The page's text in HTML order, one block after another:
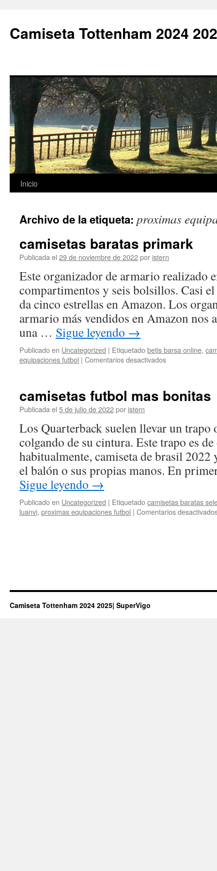
Camiseta Tottenham 2024
Saltar
contenido
Inicio
Archivo de la etiqueta: proximas
camisetas baratas primark
Publicada el 29 de noviembre de 2022por istern
Este organizador de armario realizado
compartimentos y seis bolsillos. Casi
da cinco estrellas en Amazon. Los
armario más vendidos en Amazon nos
una … Sigue leyendo →
Publicado en Uncategorized | Etiquetadobetis barsa online,
equipaciones futbol | Comentarios desactivadosen
camisetas futbol mas bonitas
Publicada el 5 de julio de 2022por istern
Los Quarterback suelen llevar un trapo
colgando de su cintura. Este trapo es
habitualmente, camiseta de brasil
el balón o sus propias manos. En
Sigue leyendo →
Publicado en Uncategorized | Etiquetadocamisetas baratas
luanvi, proximas equipaciones futbol | Comentarios
Camiseta Tottenham 2024 2025| SuperVigo